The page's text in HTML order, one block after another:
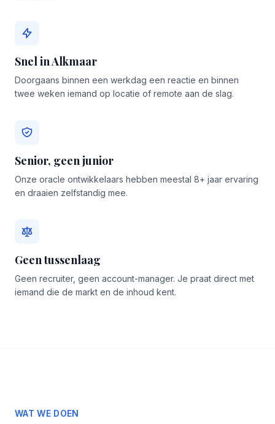
Snel in Alkmaar
Doorgaans binnen een werkdag een reactie en binnen
twee weken iemand op locatie of remote aan de slag.
Senior, geen junior
Onze oracle ontwikkelaars hebben meestal 8+ jaar ervaring
en draaien zelfstandig mee.
Geen tussenlaag
Geen recruiter, geen account-manager. Je praat direct met
iemand die de markt en de inhoud kent.
WAT WE DOEN